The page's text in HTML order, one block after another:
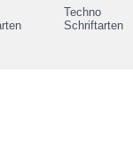
Techno
Schriftarten